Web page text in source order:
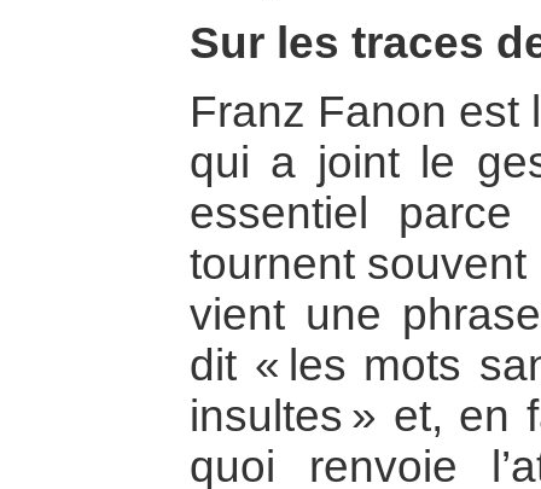
Sur les traces
Franz Fanon est
qui a joint le
essentiel
tournent
vient une
dit « les mots
insultes » et, en
quoi renvoie